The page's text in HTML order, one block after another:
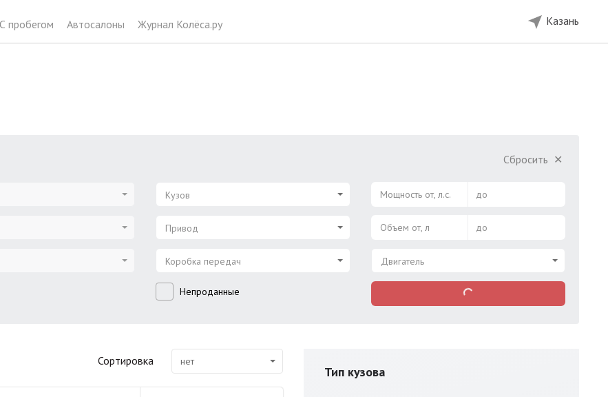
С пробегом Автосалоны Журнал Колёса.ру Казань
Кузов
Привод
Коробка передач
Непроданные
Сбросить ✕
Мощность от, л.с. до
Объем от, л до
Двигатель
Сортировка нет
Тип кузова